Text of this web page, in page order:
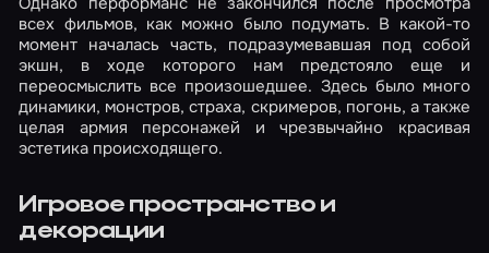
всех фильмов, как можно было подумать. В какой-то
момент началась часть, подразумевавшая под собой
экшн, в ходе которого нам предстояло еще и
переосмыслить все произошедшее. Здесь было много
динамики, монстров, страха, скримеров, погонь, а также
целая армия персонажей и чрезвычайно красивая
эстетика происходящего.
Игровое пространство и
декорации